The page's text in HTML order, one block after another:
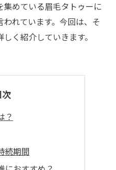
めている眉毛タトゥーに
れています。今回は、そ
く紹介していきます。
次
？
続期間